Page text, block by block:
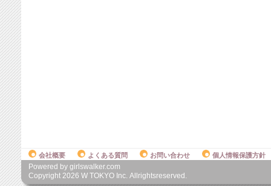
会社概要 よくある質問 お問い合わせ 個人情報保護方針
Powered by girlswalker.com
Copyright 2026 W TOKYO Inc. Allrightsreserved.